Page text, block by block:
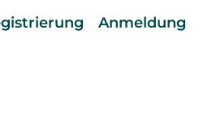
Anmeldung